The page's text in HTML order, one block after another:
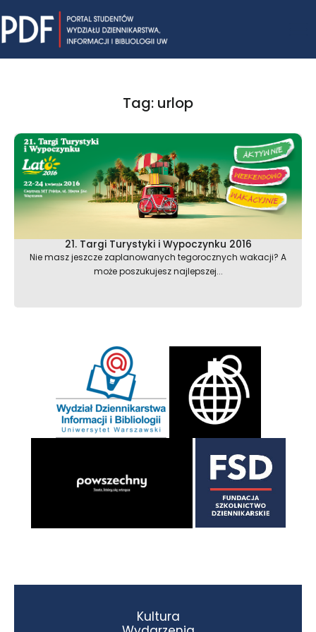
to
content
Tag: urlop
21. Targi Turystyki i Wypoczynku 2016
Nie masz jeszcze zaplanowanych tegorocznych wakacji? A
może poszukujesz najlepszej...
Kultura